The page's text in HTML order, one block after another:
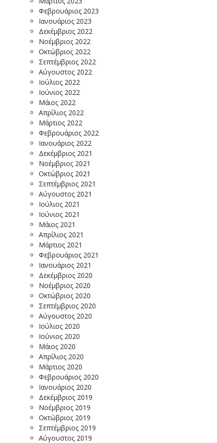
Φεβρουάριος 2023
Ιανουάριος 2023
Δεκέμβριος 2022
Νοέμβριος 2022
Οκτώβριος 2022
Σεπτέμβριος 2022
Αύγουστος 2022
Ιούλιος 2022
Ιούνιος 2022
Μάιος 2022
Απρίλιος 2022
Μάρτιος 2022
Φεβρουάριος 2022
Ιανουάριος 2022
Δεκέμβριος 2021
Νοέμβριος 2021
Οκτώβριος 2021
Σεπτέμβριος 2021
Αύγουστος 2021
Ιούλιος 2021
Ιούνιος 2021
Μάιος 2021
Απρίλιος 2021
Μάρτιος 2021
Φεβρουάριος 2021
Ιανουάριος 2021
Δεκέμβριος 2020
Νοέμβριος 2020
Οκτώβριος 2020
Σεπτέμβριος 2020
Αύγουστος 2020
Ιούλιος 2020
Ιούνιος 2020
Μάιος 2020
Απρίλιος 2020
Μάρτιος 2020
Φεβρουάριος 2020
Ιανουάριος 2020
Δεκέμβριος 2019
Νοέμβριος 2019
Οκτώβριος 2019
Σεπτέμβριος 2019
Αύγουστος 2019